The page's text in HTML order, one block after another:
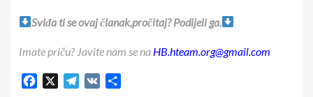
Sviđa ti se ovaj članak,pročitaj? Podijeli ga.
Imate priču? Javite nam se na HB.hteam.org@gmail.com
Facebook Telegram
VK